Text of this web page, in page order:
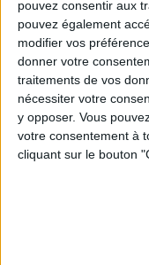
pouvez consentir aux
pouvez également
modifier vos
donner votre
traitements de vos
nécessiter votre
y opposer. Vous
votre consentement à
cliquant sur le bouton
Les équipes
Communauté
chaque
sereinement
Votre